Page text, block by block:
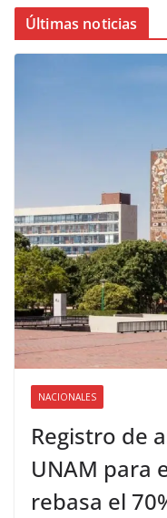
Últimas noticias
NACIONALES
Registro de
UNAM para
rebasa el